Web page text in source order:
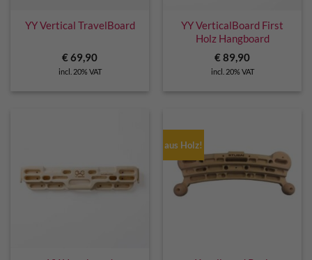
YY Vertical TravelBoard
€69,90
incl. 20% VAT
YY VerticalBoard First
Holz Hangboard
€89,90
incl. 20% VAT
aus Holz!